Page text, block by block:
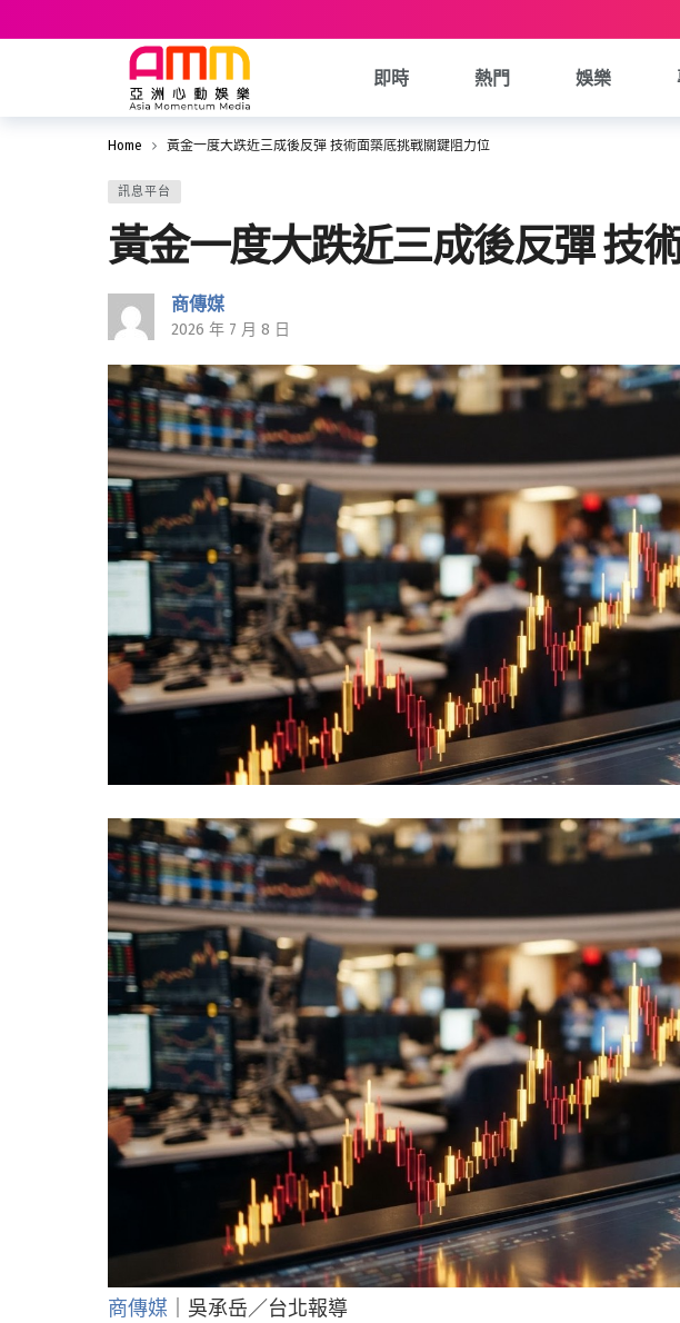
即時 熱門 娛樂
Home 黃金一度大跌近三成後反彈 技術面築底挑戰關鍵阻力位
訊息平台
黃金一度大跌近三成後反彈 技
商傳媒
2026 年 7 月 8 日
商傳媒 ｜吳承岳／台北報導